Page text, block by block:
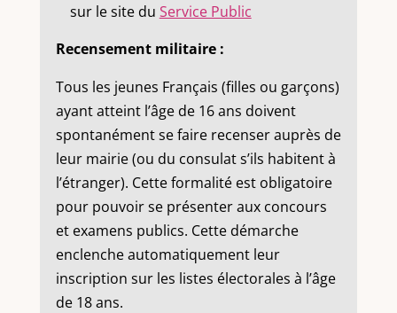
sur le site du Service Public
Recensement militaire :
Tous les jeunes Français (filles ou garçons)
ayant atteint l’âge de 16 ans doivent
spontanément se faire recenser auprès de
leur mairie (ou du consulat s’ils habitent à
l’étranger). Cette formalité est obligatoire
pour pouvoir se présenter aux concours
et examens publics. Cette démarche
enclenche automatiquement leur
inscription sur les listes électorales à l’âge
de 18 ans.